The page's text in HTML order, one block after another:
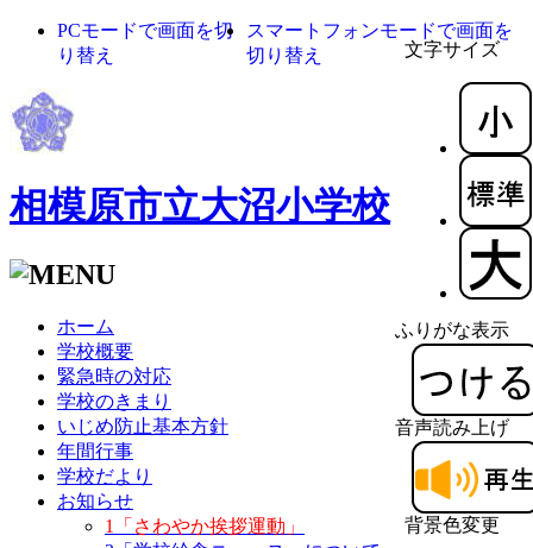
文字サイズ
ふりがな表示
音声読み上げ
背景色変更
PCモードで画面を切
り替え
スマートフォンモードで画面を
切り替え
相模原市立大沼小学校
ホーム
学校概要
緊急時の対応
学校のきまり
いじめ防止基本方針
年間行事
学校だより
お知らせ
1「さわやか挨拶運動」